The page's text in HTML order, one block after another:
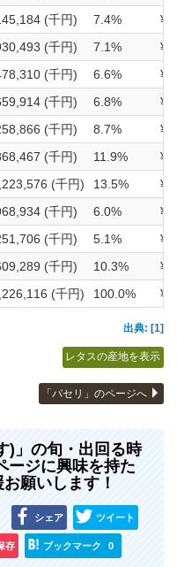
(千円) 7.4%
¥
(千円) 7.1%
¥
(千円) 6.6%
¥
(千円) 6.8%
¥
(千円) 8.7%
¥
(千円) 11.9%
¥
(千円) 13.5%
¥
(千円) 6.0%
¥
(千円) 5.1%
¥
(千円) 10.3%
¥
(千円) 100.0% ¥
出典: [1]
レタスの産地を表示
「パセリ」のページへ
)」の旬・出回る時
ージに興味を持た
願いします！
シェア ツイート
存 ブックマーク 0